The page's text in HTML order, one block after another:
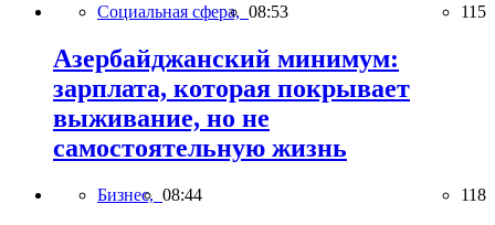
Социальная сфера, 08:53 115
Азербайджанский минимум:
зарплата, которая покрывает
выживание, но не
самостоятельную жизнь
Бизнес, 08:44 118